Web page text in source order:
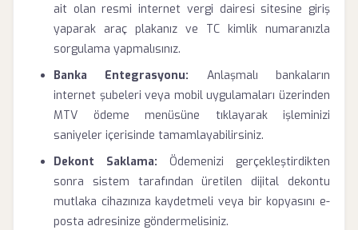
ait olan resmi internet vergi dairesi sitesine giriş
yaparak araç plakanız ve TC kimlik numaranızla
sorgulama yapmalısınız.
Banka Entegrasyonu: Anlaşmalı bankaların
internet şubeleri veya mobil uygulamaları üzerinden
MTV ödeme menüsüne tıklayarak işleminizi
saniyeler içerisinde tamamlayabilirsiniz.
Dekont Saklama: Ödemenizi gerçekleştirdikten
sonra sistem tarafından üretilen dijital dekontu
mutlaka cihazınıza kaydetmeli veya bir kopyasını e-
posta adresinize göndermelisiniz.